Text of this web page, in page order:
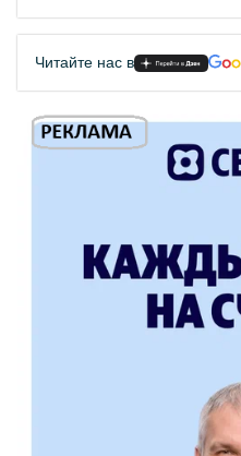
Читайте нас в